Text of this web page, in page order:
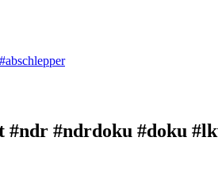
#ndr #ndrdoku #doku